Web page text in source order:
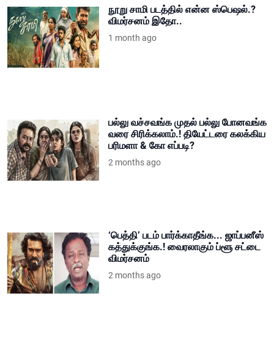
நூறு சாமி படத்தில் என்ன ஸ்பெஷல்.?
விமர்சனம் இதோ..
1 month ago
பல்லு வச்சவங்க முதல் பல்லு போனவங்க
வரை சிரிக்கலாம்.! தியேட்டரை கலக்கிய
பரிமளா & கோ எப்படி?
2 months ago
‘பெத்தி’ படம் பார்க்காதீங்க... ஜாப்பனீஸ்
கத்துக்குங்க.! வைரலாகும் ப்ளூ சட்டை
விமர்சனம்
2 months ago